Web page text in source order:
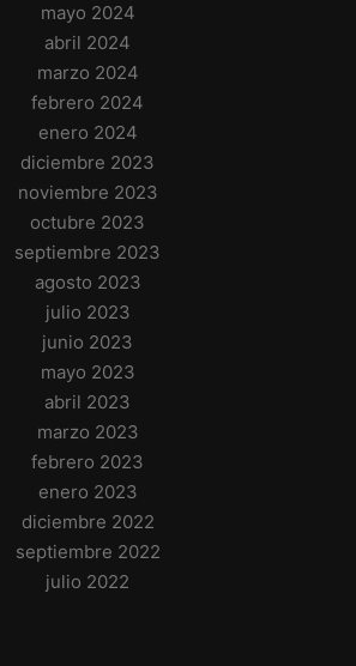
mayo 2024
abril 2024
marzo 2024
febrero 2024
enero 2024
diciembre 2023
noviembre 2023
octubre 2023
septiembre 2023
agosto 2023
julio 2023
junio 2023
mayo 2023
abril 2023
marzo 2023
febrero 2023
enero 2023
diciembre 2022
septiembre 2022
julio 2022